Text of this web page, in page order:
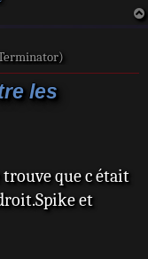
les
trouve que c était
et